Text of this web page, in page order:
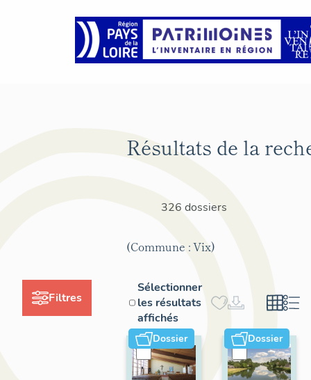
Filtres
Résultats de la
326 dossiers
(Commune : Vix)
Sélectionner
les résultats
affichés
Dossier Dossier